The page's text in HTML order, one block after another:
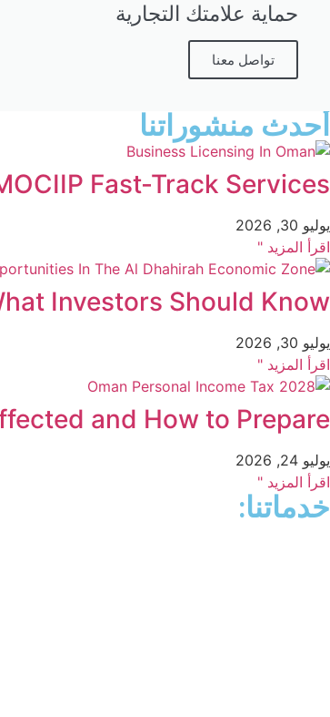
حماية علامتك التجارية
تواصل معنا
أحدث منشوراتنا
Fast-Track Services
يوليو 30, 2026
اقرأ المزيد "
Investors Should Know
يوليو 30, 2026
اقرأ المزيد "
and How to Prepare
يوليو 24, 2026
اقرأ المزيد "
خدماتنا: